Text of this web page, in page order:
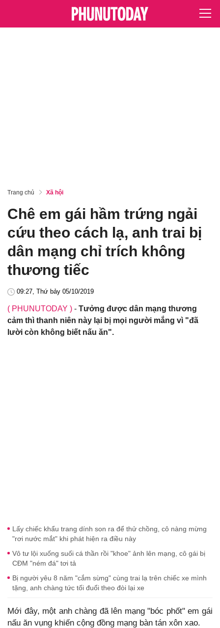
Trang chủ Xã hội
Chê em gái hầm trứng ngải
cứu theo cách lạ, anh trai bị
dân mạng chỉ trích không
thương tiếc
09:27, Thứ bảy 05/10/2019
( PHUNUTODAY ) - Tưởng được dân mạng thương
cảm thì thanh niên này lại bị mọi người mắng vì "đã
lười còn không biết nấu ăn".
Lấy chiếc khẩu trang dính son ra để thử chồng, cô nàng mừng
"rơi nước mắt" khi phát hiện ra điều này
Vô tư lội xuống suối cá thần rồi "khoe" ảnh lên mạng, cô gái bị
CĐM "ném đá" tơi tả
Bị người yêu 8 năm "cắm sừng" cùng trai lạ trên chiếc xe mình
tặng, anh chàng tức tối đuổi theo đòi lại xe
Mới đây, một anh chàng đã lên mạng "bóc phốt" em gái
nấu ăn vụng khiến cộng đồng mạng bàn tán xôn xao.